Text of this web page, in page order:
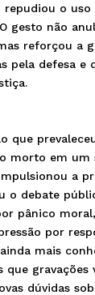
repudiou o uso
gesto não
reforçou a
pela defesa e
que
morto em um
a
o debate
pânico
por
mais
que gravações
dúvidas